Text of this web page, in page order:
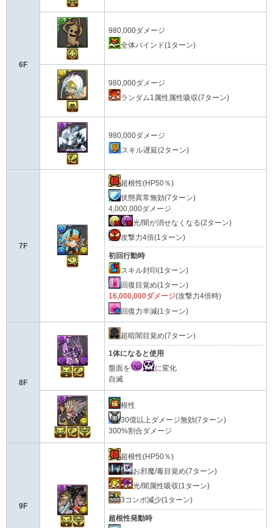
6F
980,000ダメージ
全体バインド(1ターン)
980,000ダメージ
ランダム1属性属性吸収(7ターン)
980,000ダメージ
スキル遅延(2ターン)
7F
超根性(HP50％)
状態異常無効(7ターン)
4,000,000ダメージ
光/闇が消せなくなる(2ターン)
攻撃力4倍(1ターン)
初回行動時
スキル封印(1ターン)
回復目覚め(1ターン)
16,000,000ダメージ(攻撃力4倍時)
回復力半減(1ターン)
8F
超暗闇目覚め(7ターン)
1体になると使用
盤面を
に変化
自滅
根性
30億以上ダメージ無効(7ターン)
300%割合ダメージ
9F
超根性(HP50％)
お邪魔/毒目覚め(7ターン)
光/闇属性吸収(1ターン)
3コンボ減少(1ターン)
超根性発動時